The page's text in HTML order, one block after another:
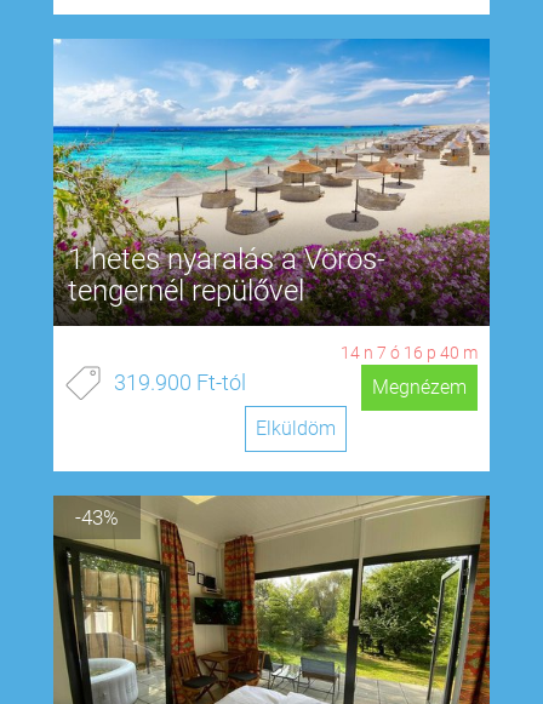
1 hetes nyaralás a Vörös-
tengernél repülővel
14 n 7 ó 16 p 39 m
319.900 Ft-tól
Megnézem
Elküldöm
-43%